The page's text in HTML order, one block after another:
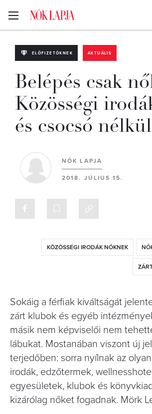
ELŐFIZETŐKNEK AKTUÁLIS
Belépés csak
Közösségi
és csocsó nélkül
NŐK LAPJA
2018. JÚLIUS 15.
KÖZÖSSÉGI IRODÁK NŐKNEK
Sokáig a férfiak kiváltságát
zárt klubok és egyéb
másik nem képviselői nem
lábukat. Mostanában viszont új
terjedőben: sorra nyílnak az
irodák, edzőtermek,
egyesületek, klubok és
kizárólag nőket fogadnak. Mörk